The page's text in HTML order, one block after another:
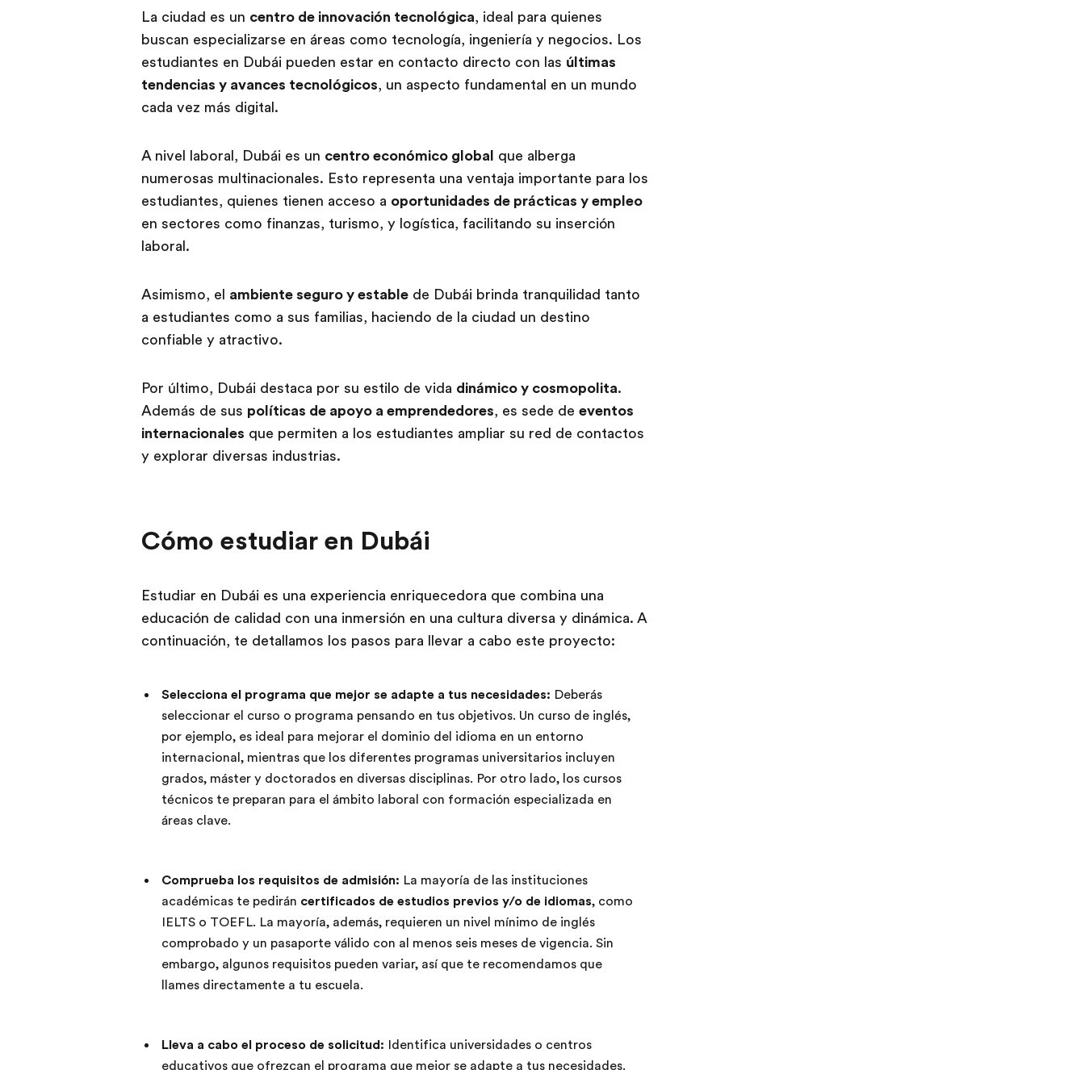
La ciudad es un centro de innovación tecnológica, ideal para quienes
buscan especializarse en áreas como tecnología, ingeniería y negocios. Los
estudiantes en Dubái pueden estar en contacto directo con las últimas
tendencias y avances tecnológicos, un aspecto fundamental en un mundo
cada vez más digital.
A nivel laboral, Dubái es un centro económico global que alberga
numerosas multinacionales. Esto representa una ventaja importante para los
estudiantes, quienes tienen acceso a oportunidades de prácticas y empleo
en sectores como finanzas, turismo, y logística, facilitando su inserción
laboral.
Asimismo, el ambiente seguro y establede Dubái brinda tranquilidad tanto
a estudiantes como a sus familias, haciendo de la ciudad un destino
confiable y atractivo.
Por último, Dubái destaca por su estilo de vida dinámico y cosmopolita.
Además de sus políticas de apoyo a emprendedores, es sede de eventos
internacionales que permiten a los estudiantes ampliar su red de contactos
y explorar diversas industrias.
Cómo estudiar en Dubái
Estudiar en Dubái es una experiencia enriquecedora que combina una
educación de calidad con una inmersión en una cultura diversa y dinámica. A
continuación, te detallamos los pasos para llevar a cabo este proyecto:
Selecciona el programa que mejor se adapte a tus necesidades: Deberás
seleccionar el curso o programa pensando en tus objetivos. Un curso de inglés,
por ejemplo, es ideal para mejorar el dominio del idioma en un entorno
internacional, mientras que los diferentes programas universitarios incluyen
grados, máster y doctorados en diversas disciplinas. Por otro lado, los cursos
técnicos te preparan para el ámbito laboral con formación especializada en
áreas clave.
Comprueba los requisitos de admisión: La mayoría de las instituciones
académicas te pedirán certificados de estudios previos y/o de idiomas, como
IELTS o TOEFL. La mayoría, además, requieren un nivel mínimo de inglés
comprobado y un pasaporte válido con al menos seis meses de vigencia. Sin
embargo, algunos requisitos pueden variar, así que te recomendamos que
llames directamente a tu escuela.
Lleva a cabo el proceso de solicitud: Identifica universidades o centros
educativos que ofrezcan el programa que mejor se adapte a tus necesidades.